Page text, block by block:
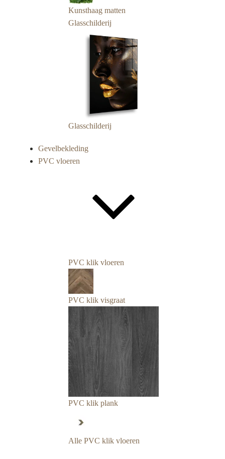
Kunsthaag matten
Glasschilderij
Glasschilderij
Gevelbekleding
PVC vloeren
PVC klik vloeren
PVC klik visgraat
PVC klik plank
Alle PVC klik vloeren